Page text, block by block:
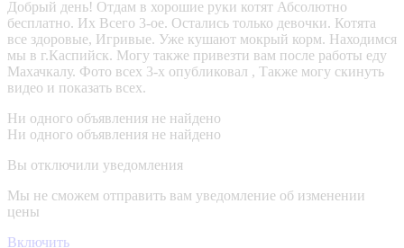
Добрый день! Отдам в хорошие руки котят Абсолютно
бесплатно. Их Всего 3-ое. Остались только девочки. Котята
все здоровые, Игривые. Уже кушают мокрый корм. Находимся
мы в г.Каспийск. Могу также привезти вам после работы еду
Махачкалу. Фото всех 3-х опубликовал , Также могу скинуть
видео и показать всех.
Ни одного объявления не найдено
Ни одного объявления не найдено
Вы отключили уведомления
Мы не сможем отправить вам уведомление об изменении
цены
Включить